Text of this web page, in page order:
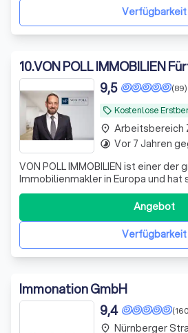
Schritt des Prozesses zu fühVerfügbarkeit
10.VON POLL IMMOBILIEN
local_offer Kostenlose
(89)
9,5
VON POLL IMMOBILIEN ist einer der
Immobilienmakler in Europa und hat
und die Vermietung von
bevorzugten Wohn- und
einem Netzwerk von über 1.500
Shops sind wir bestens vernetzt und
Verfügbarkeit
Angebot
place Arbeitsbereich
timelapse Vor 7 Jahren
Immonation GmbH
9,4
place Nürnberger